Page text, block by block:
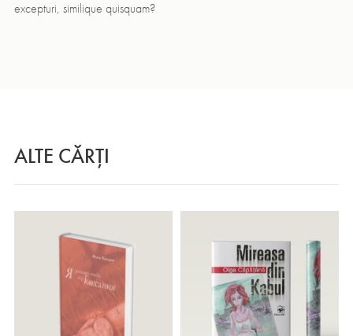
excepturi, similique quisquam?
ALTE CĂRȚI